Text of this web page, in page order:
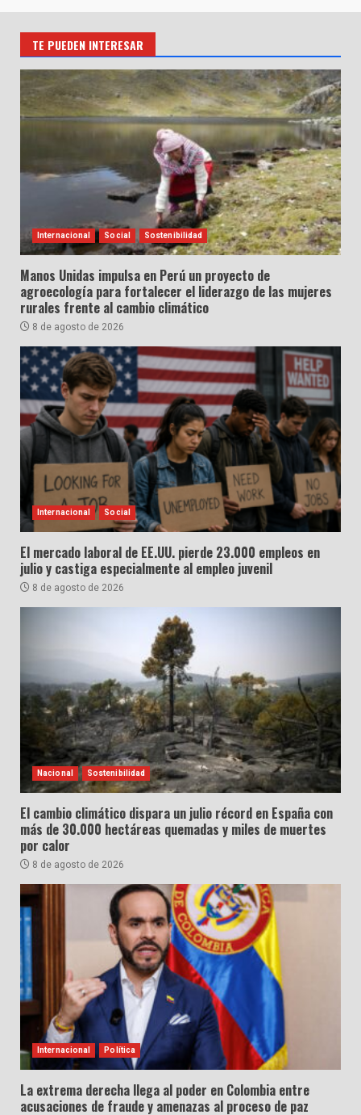
TE PUEDEN INTERESAR
Internacional Social Sostenibilidad
Manos Unidas impulsa en Perú un proyecto de
agroecología para fortalecer el liderazgo de las mujeres
rurales frente al cambio climático
8 de agosto de 2026
Internacional Social
El mercado laboral de EE.UU. pierde 23.000 empleos en
julio y castiga especialmente al empleo juvenil
8 de agosto de 2026
Nacional Sostenibilidad
El cambio climático dispara un julio récord en España con
más de 30.000 hectáreas quemadas y miles de muertes
por calor
8 de agosto de 2026
Internacional Política
La extrema derecha llega al poder en Colombia entre
acusaciones de fraude y amenazas al proceso de paz